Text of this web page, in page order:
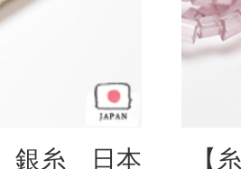
銀糸 日本
【